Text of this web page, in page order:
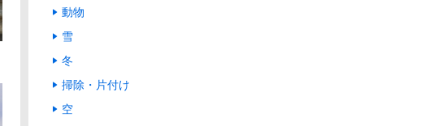
動物
雪
冬
掃除・片付け
空